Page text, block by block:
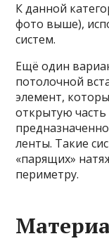
К данной
фото выше),
систем.
Ещё один
потолочной
элемент,
открытую
ленты. Такие
«парящих»
периметру.